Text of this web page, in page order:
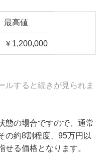
最高値
￥1,200,000
すると続きが見られま
態の場合ですので、通常
の約8割程度、95万円以
る価格となります。